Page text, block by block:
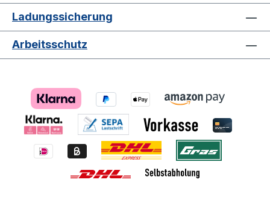
Ladungssicherung
Arbeitsschutz